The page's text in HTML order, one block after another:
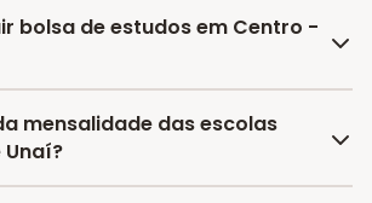
bolsa de estudos em Centro -
do Melhor Escola disponibiliza
de desconto nas mensalidades.
mensalidade das escolas